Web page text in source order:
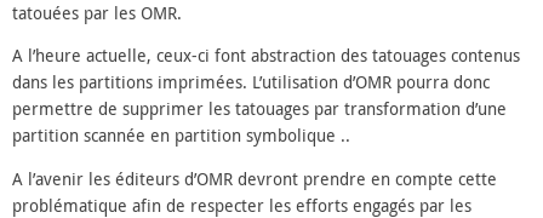
tatouées par les OMR.
A l’heure actuelle, ceux-ci font abstraction des tatouages contenus
dans les partitions imprimées. L’utilisation d’OMR pourra donc
permettre de supprimer les tatouages par transformation d’une
partition scannée en partition symbolique ..
A l’avenir les éditeurs d’OMR devront prendre en compte cette
problématique afin de respecter les efforts engagés par les